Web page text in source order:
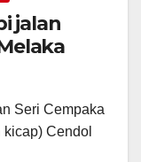
jalan
Seri Cempaka
Cendol